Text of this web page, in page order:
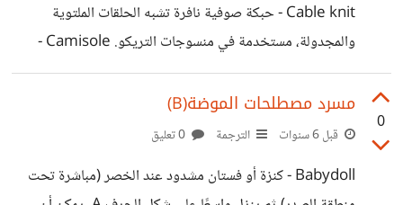
واسعًا جدًا في منطقة الإبط، ويمتد تقريبًا حتى الخصر، ثم
يتدرج ضيقًا عند المعصم. Double-breasted - نصف الجهة
الأمامية من الثوب متداخل مع
Cable knit - حبكة صوفية نافرة تشبه الحلقات الملتوية
والمجدولة، مستخدمة في منسوجات التريكو. Camisole -
قميص أو فستان برباطين رفيعين عند الكتفين، يمكن ارتداؤها
coat - معطف طوله حتى منتصف الفخذين، مفتوح من الأمام.
0
مسرد مصطلحات الموضة(B)
قبل 6 سنوات الترجمة
Babydoll - كنزة أو فستان مشدود عند الخصر (مباشرة تحت